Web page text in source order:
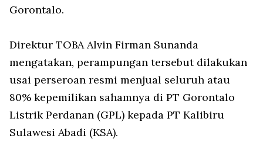
Gorontalo.
Direktur TOBA Alvin Firman Sunanda
mengatakan, perampungan tersebut dilakukan
usai perseroan resmi menjual seluruh atau
80% kepemilikan sahamnya di PT Gorontalo
Listrik Perdanan (GPL) kepada PT Kalibiru
Sulawesi Abadi (KSA).